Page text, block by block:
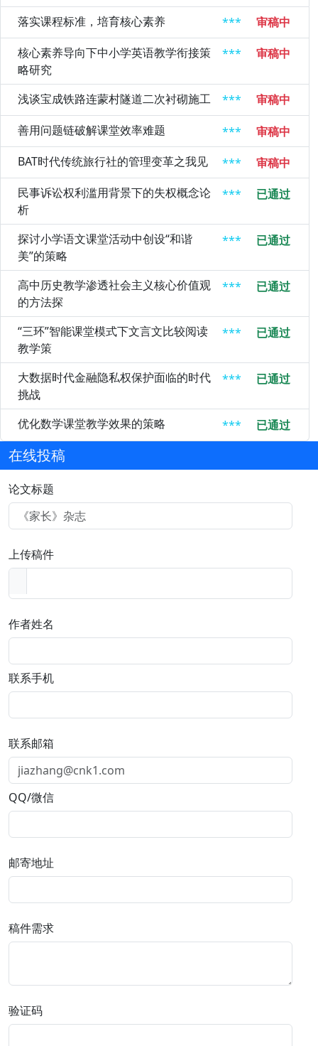
落实课程标准，培育核心素养
***
审稿中
核心素养导向下中小学英语教学衔接策
略研究
*** 审稿中
浅谈宝成铁路连蒙村隧道二次衬砌施工 ***
审稿中
善用问题链破解课堂效率难题
***
审稿中
BAT时代传统旅行社的管理变革之我见
***
审稿中
民事诉讼权利滥用背景下的失权概念论
析
*** 已通过
探讨小学语文课堂活动中创设“和谐
美”的策略
*** 已通过
高中历史教学渗透社会主义核心价值观
的方法探
*** 已通过
“三环”智能课堂模式下文言文比较阅读
教学策
*** 已通过
大数据时代金融隐私权保护面临的时代
挑战
*** 已通过
优化数学课堂教学效果的策略 *** 已通过
在线投稿
论文标题
上传稿件
作者姓名
联系手机
联系邮箱
QQ/微信
邮寄地址
稿件需求
验证码